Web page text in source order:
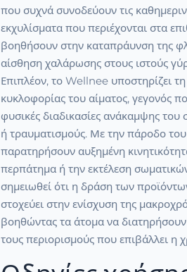
που συχνά συνοδεύουν τις
εκχυλίσματα που περιέχονται στα
βοηθήσουν στην καταπράυνση της
αίσθηση χαλάρωσης στους ιστούς
Επιπλέον, το Wellnee υποστηρίζει
κυκλοφορίας του αίματος, γεγονός
φυσικές διαδικασίες ανάκαμψης
ή τραυματισμούς. Με την πάροδο
παρατηρήσουν αυξημένη
περπάτημα ή την εκτέλεση
σημειωθεί ότι η δράση των
στοχεύει στην ενίσχυση της
βοηθώντας τα άτομα να
τους περιορισμούς που επιβάλλει η